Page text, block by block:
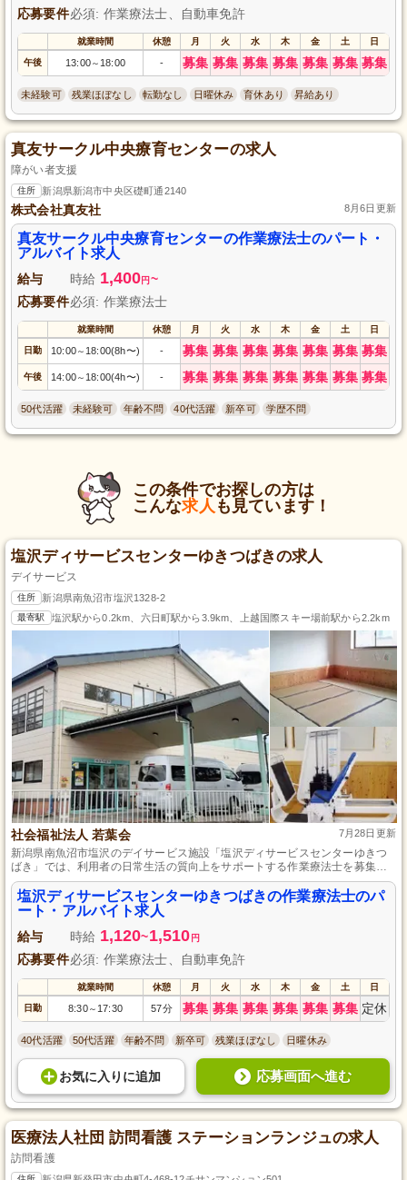
応募要件必須: 作業療法士、自動車免許
就業時間 休憩 月 火 水 木 金 土 日
午後 13:00～ 18:00 - 募集 募集 募集 募集 募集 募集 募集
未経験可 残業ほぼなし 転勤なし 日曜休み 育休あり 昇給あり
真友サークル中央療育センターの求人
障がい者支援
住所 新潟県新潟市中央区礎町通2140
株式会社真友社 8月6日更新
真友サークル中央療育センターの作業療法士のパート・
アルバイト求人
給与 時給 1,400円 ~
応募要件必須: 作業療法士
就業時間 休憩 月 火 水 木 金 土 日
日勤 10:00～ 18:00(8h〜) - 募集 募集 募集 募集 募集 募集 募集
午後 14:00～ 18:00(4h〜) - 募集 募集 募集 募集 募集 募集 募集
50代活躍 未経験可 年齢不問 40代活躍 新卒可 学歴不問
この条件でお探しの方は
こんな求人 も見ています！
塩沢ディサービスセンターゆきつばきの求人
デイサービス
住所 新潟県南魚沼市塩沢1328-2
最寄駅 塩沢駅から0.2km、六日町駅から3.9km、上越国際スキー場前駅から2.2km
社会福祉法人 若葉会 7月28日更新
新潟県南魚沼市塩沢のデイサービス施設「塩沢ディサービスセンターゆきつ
ばき」では、利用者の日常生活の質向上をサポートする作業療法士を募集中
です。週3日からの柔軟な勤務体制で、あなたのライフスタイルに合わせた働
き方が可能です。また、自然豊かな勤務地でリフレッシュしながら、利用者
と共に充実した日常を創造するやりがいのある仕事が待っています。
塩沢ディサービスセンターゆきつばきの作業療法士のパ
ート・アルバイト求人
給与 時給 1,120~1,510 円
応募要件必須: 作業療法士、自動車免許
就業時間 休憩 月 火 水 木 金 土 日
日勤 8:30～ 17:30 57分 募集 募集 募集 募集 募集 募集 定休
40代活躍 50代活躍 年齢不問 新卒可 残業ほぼなし 日曜休み
お気に入り に追加 応募画面へ進む
医療法人社団 訪問看護 ステーションランジュの求人
訪問看護